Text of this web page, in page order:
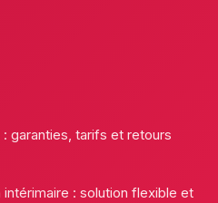
garanties, tarifs et retours
: solution flexible et